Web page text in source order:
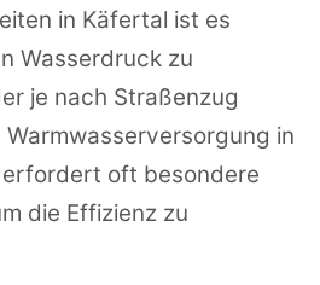
in Käfertal ist es
Wasserdruck zu
je nach Straßenzug
Warmwasserversorgung in
oft besondere
die Effizienz zu